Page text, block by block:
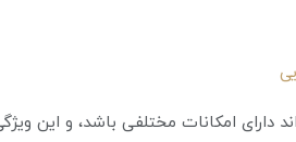
دارای امکانات مختلفی باشد، و این